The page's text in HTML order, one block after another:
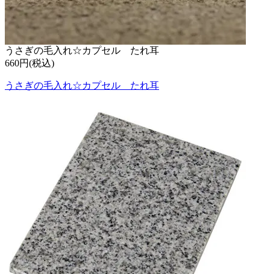
うさぎの毛入れ☆カプセル たれ耳
660円(税込)
うさぎの毛入れ☆カプセル たれ耳